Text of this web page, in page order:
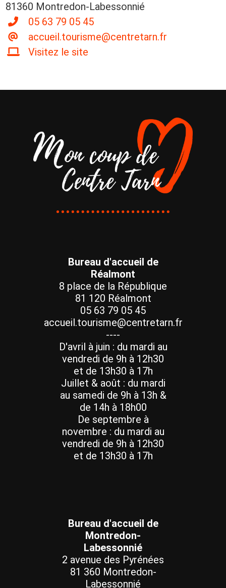
81360 Montredon-Labessonnié
05 63 79 05 45
accueil.tourisme@centretarn.fr
Visitez le site
Bureau d'accueil de
Réalmont
8 place de la République
81 120 Réalmont
05 63 79 05 45
accueil.tourisme@centretarn.fr
----
D'avril à juin : du mardi au
vendredi de 9h à 12h30
et de 13h30 à 17h
Juillet & août : du mardi
au samedi de 9h à 13h &
de 14h à 18h00
De septembre à
novembre : du mardi au
vendredi de 9h à 12h30
et de 13h30 à 17h
Bureau d'accueil de
Montredon-
Labessonnié
2 avenue des Pyrénées
81 360 Montredon-
Labessonnié